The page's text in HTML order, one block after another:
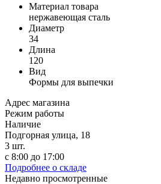
Материал товара
нержавеющая сталь
Диаметр
34
Длина
120
Вид
Формы для выпечки
Адрес магазина
Режим работы
Наличие
Подгорная улица, 18
3 шт.
с 8:00 до 17:00
Подробнее о складе
Недавно просмотренные